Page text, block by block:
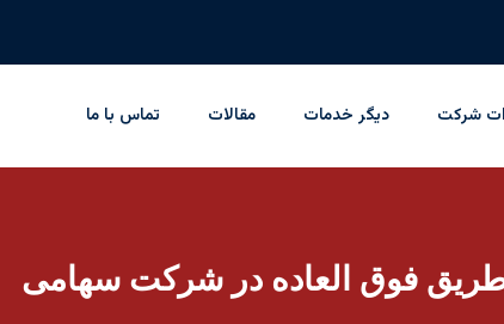
شرکت دیگر خدمات مقالات تماس با ما
فوق العاده در شرکت سهامی